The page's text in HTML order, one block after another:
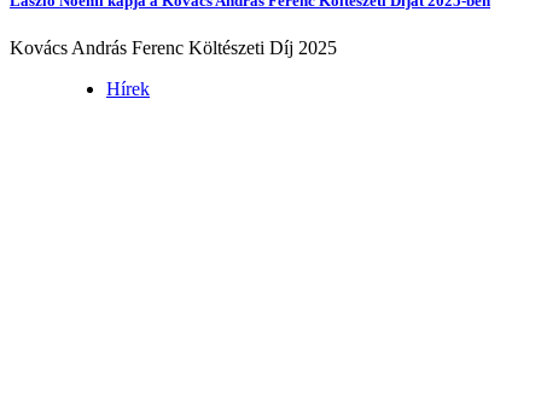
Kovács András Ferenc Költészeti Díj 2025
Hírek